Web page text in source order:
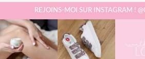
REJOINS-MOI SUR INSTAGRAM !